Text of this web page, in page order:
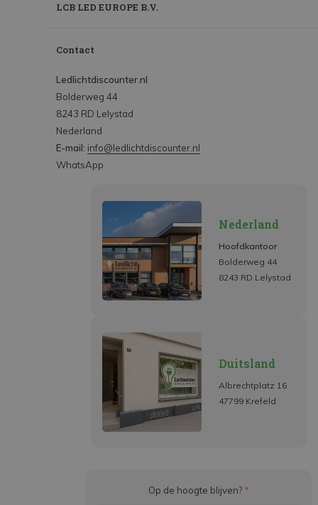
LCB LED EUROPE B.V.
Contact
Ledlichtdiscounter.nl
Bolderweg 44
8243 RD Lelystad
Nederland
E-mail: info@ledlichtdiscounter.nl
WhatsApp
Nederland
Hoofdkantoor
Bolderweg 44
8243 RD Lelystad
Duitsland
Albrechtplatz 16
47799 Krefeld
Op de hoogte blijven? *